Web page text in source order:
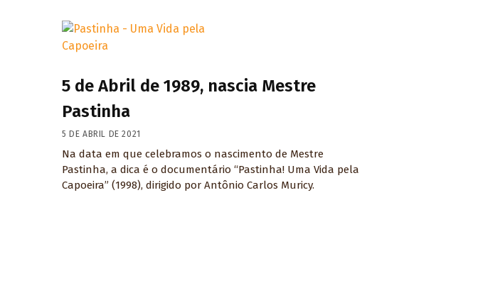
5 de Abril de 1989, nascia Mestre
Pastinha
5 DE ABRIL DE 2021
Na data em que celebramos o nascimento de Mestre
Pastinha, a dica é o documentário “Pastinha! Uma Vida pela
Capoeira” (1998), dirigido por Antônio Carlos Muricy.